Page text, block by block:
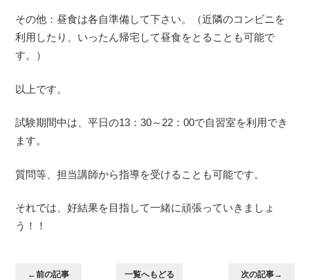
その他：昼食は各自準備して下さい。（近隣のコンビニを
利用したり、いったん帰宅して昼食をとることも可能で
す。）
以上です。
試験期間中は、平日の13：30～22：00で自習室を利用でき
ます。
質問等、担当講師から指導を受けることも可能です。
それでは、好結果を目指して一緒に頑張っていきましょ
う！！
←前の記事 一覧へもどる 次の記事→